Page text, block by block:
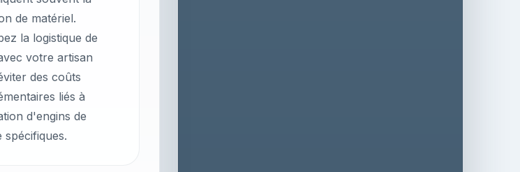
de matériel.
la logistique de
votre artisan
des coûts
liés à
d'engins de
spécifiques.